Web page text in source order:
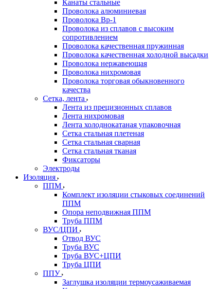
Канаты стальные
Проволока алюминиевая
Проволока Вр-1
Проволока из сплавов с высоким
сопротивлением
Проволока качественная пружинная
Проволока качественная холодной высадки
Проволока нержавеющая
Проволока нихромовая
Проволока торговая обыкновенного
качества
Сетка, лента
Лента из прецизионных сплавов
Лента нихромовая
Лента холоднокатаная упаковочная
Сетка стальная плетеная
Сетка стальная сварная
Сетка стальная тканая
Фиксаторы
Электроды
Изоляция
ППМ
Комплект изоляции стыковых соединений
ППМ
Опора неподвижная ППМ
Труба ППМ
ВУС/ЦПИ
Отвод ВУС
Труба ВУС
Труба ВУС+ЦПИ
Труба ЦПИ
ППУ
Заглушка изоляции термоусаживаемая